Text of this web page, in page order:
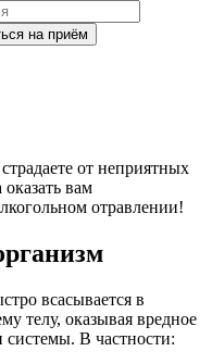
на приём
от неприятных
вам
отравлении!
всасывается в
телу, оказывая вредное
системы. В частности: